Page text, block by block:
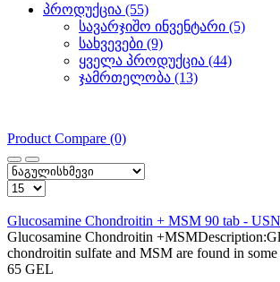
პროდუქცია (55)
სავარჯიშო ინვენტარი (5)
სახვევები (9)
ყველა პროდუქცია (44)
ჯამრთელობა (13)
Product Compare (0)
Glucosamine Chondroitin + MSM 90 tab - USN
Glucosamine Chondroitin
chondroitin sulfate and MSM are found in some
65 GEL